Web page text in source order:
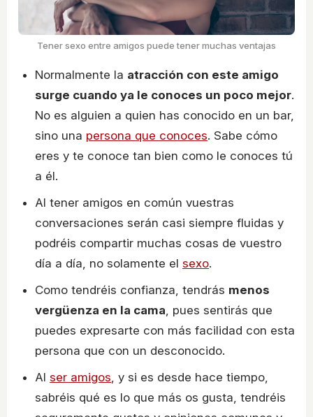
Tener sexo entre amigos puede tener muchas ventajas
Normalmente la atracción con este amigo
surge cuando ya le conoces un poco mejor.
No es alguien a quien has conocido en un bar,
sino una persona que conoces. Sabe cómo
eres y te conoce tan bien como le conoces tú
a él.
Al tener amigos en común vuestras
conversaciones serán casi siempre fluidas y
podréis compartir muchas cosas de vuestro
día a día, no solamente el sexo.
Como tendréis confianza, tendrás menos
vergüenza en la cama, pues sentirás que
puedes expresarte con más facilidad con esta
persona que con un desconocido.
Al ser amigos, y si es desde hace tiempo,
sabréis qué es lo que más os gusta, tendréis